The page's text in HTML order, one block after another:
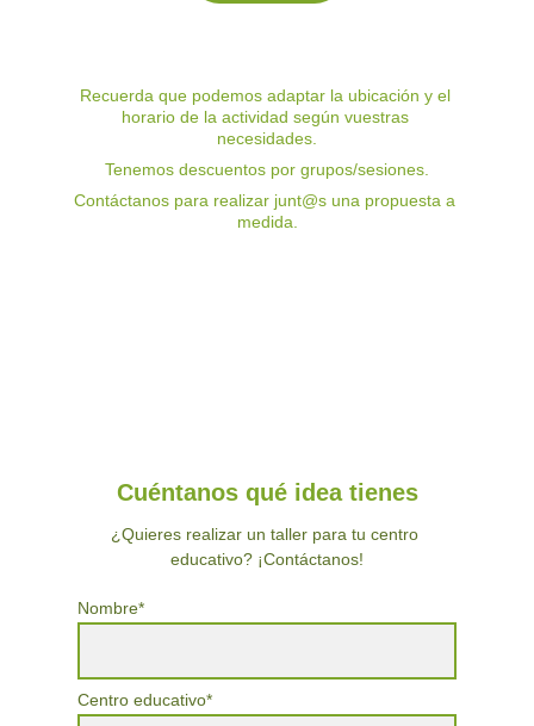
Recuerda que podemos adaptar la ubicación y el
horario de la actividad según vuestras
necesidades.
Tenemos descuentos por grupos/sesiones.
Contáctanos para realizar junt@s una propuesta a
medida.
Nombre*
Centro educativo*
Cuéntanos qué idea tienes
¿Quieres realizar un taller para tu centro
educativo? ¡Contáctanos!